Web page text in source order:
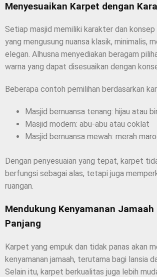
Menyesuaikan Karpet dengan
Setiap masjid memiliki karakter dan
yang mengusung nuansa klasik, minimalis,
elegan. Alhusna menyediakan beragam
warna yang dapat disesuaikan dengan
Beberapa contoh pemilihan berdasarkan
Masjid bernuansa tenang: hijau atau
Masjid modern: abu-abu atau coklat
Masjid bernuansa mewah: merah
Dengan penyesuaian yang tepat, karpet
berfungsi sebagai alas, tetapi juga
ruangan.
Mendukung Kenyamanan
Panjang
Karpet yang empuk dan tidak panas akan
kenyamanan jamaah, terutama bagi lansia
Selain itu, karpet berkualitas juga lebih